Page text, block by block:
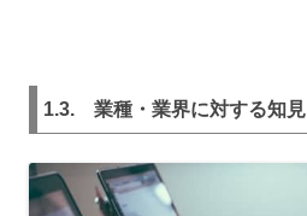
1.3. 業種・業界に対する知見